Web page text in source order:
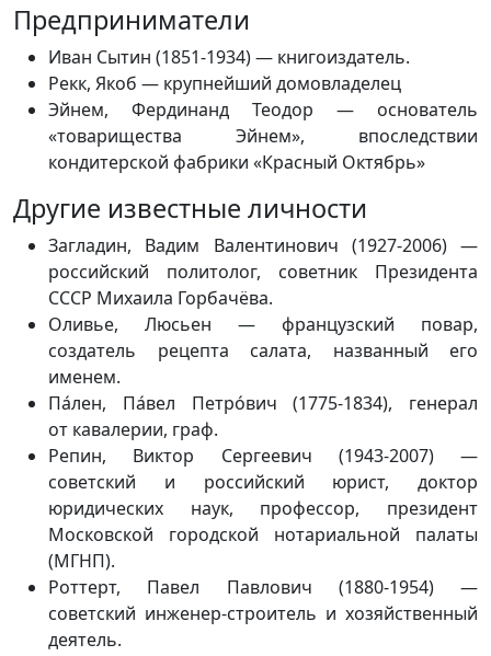
Предприниматели
Иван Сытин (1851-1934) — книгоиздатель.
Рекк, Якоб — крупнейший домовладелец
Эйнем, Фердинанд Теодор — основатель
«товарищества Эйнем», впоследствии
кондитерской фабрики «Красный Октябрь»
Другие известные личности
Загладин, Вадим Валентинович (1927-2006) —
российский политолог, советник Президента
СССР Михаила Горбачёва.
Оливье, Люсьен — французский повар,
создатель рецепта салата, названный его
именем.
Па́лен, Па́вел Петро́вич (1775-1834), генерал
от кавалерии, граф.
Репин, Виктор Сергеевич (1943-2007) —
советский и российский юрист, доктор
юридических наук, профессор, президент
Московской городской нотариальной палаты
(МГНП).
Роттерт, Павел Павлович (1880-1954) —
советский инженер-строитель и хозяйственный
деятель.